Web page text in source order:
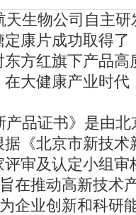
生物公司自主研
康片成功取得
方红旗下产品
大健康产业时
品证书》是由北
《北京市新技术
审及认定小组审
在推动高新技术
企业创新和科研